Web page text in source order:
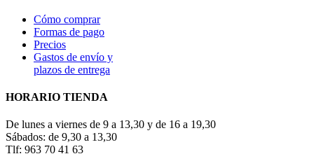
Cómo comprar
Formas de pago
Precios
Gastos de envío y
plazos de entrega
HORARIO TIENDA
De lunes a viernes de 9 a 13,30 y de 16 a 19,30
Sábados: de 9,30 a 13,30
Tlf: 963 70 41 63